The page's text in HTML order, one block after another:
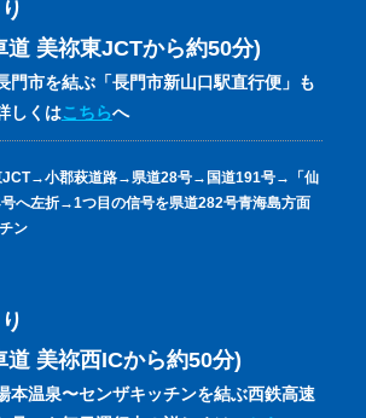
道 美祢東JCTから約50分)
門市を結ぶ「長門市新山口駅直行便」も
しくはこちらへ
JCT→小郡萩道路→県道28号→国道191号→「仙
へ左折→1つ目の信号を県道282号青海島方面
ン
道 美祢西ICから約50分)
本温泉〜センザキッチンを結ぶ西鉄高速